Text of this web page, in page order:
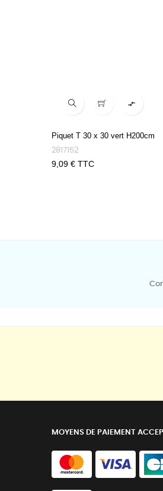

Piquet T 30 x 30 vert H200cm
2817152
Prix
9,09 € TTC
MOYENS DE PAIEMENT